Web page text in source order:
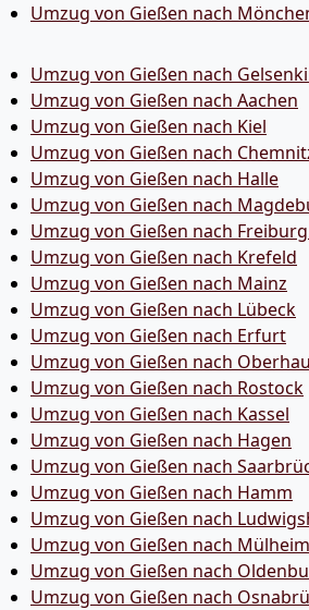
Umzug von Gießen nach
Umzug von Gießen nach
Umzug von Gießen nach Aachen
Umzug von Gießen nach Kiel
Umzug von Gießen nach
Umzug von Gießen nach Halle
Umzug von Gießen nach
Umzug von Gießen nach
Umzug von Gießen nach Krefeld
Umzug von Gießen nach Mainz
Umzug von Gießen nach Lübeck
Umzug von Gießen nach Erfurt
Umzug von Gießen nach
Umzug von Gießen nach Rostock
Umzug von Gießen nach Kassel
Umzug von Gießen nach Hagen
Umzug von Gießen nach
Umzug von Gießen nach Hamm
Umzug von Gießen nach
Umzug von Gießen nach
Umzug von Gießen nach
Umzug von Gießen nach